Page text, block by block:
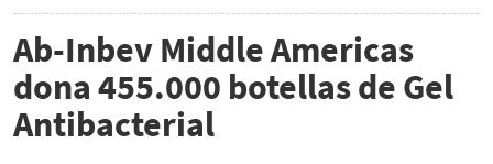
Ab-Inbev Middle Americas
dona 455.000 botellas de Gel
Antibacterial